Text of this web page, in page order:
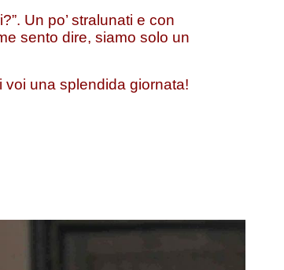
Un po’ stralunati e con
sento dire, siamo solo un
voi una splendida giornata!